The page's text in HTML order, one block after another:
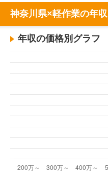
神奈川県×軽作業の年収
年収の価格別グラフ